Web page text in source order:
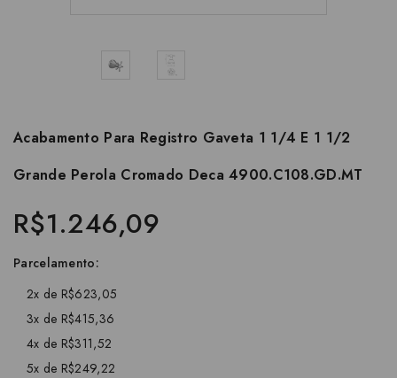
Acabamento Para Registro Gaveta 1 1/4 E 1 1/2
Grande Perola Cromado Deca 4900.C108.GD.MT
R$1.246,09
Parcelamento:
2x de R$623,05
3x de R$415,36
4x de R$311,52
5x de R$249,22